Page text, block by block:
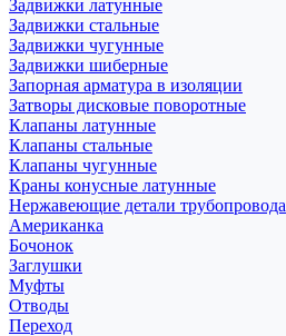
Задвижки латунные
Задвижки стальные
Задвижки чугунные
Задвижки шиберные
Запорная арматура в изоляции
Затворы дисковые поворотные
Клапаны латунные
Клапаны стальные
Клапаны чугунные
Краны конусные латунные
Нержавеющие детали трубопровода
Американка
Бочонок
Заглушки
Муфты
Отводы
Переход